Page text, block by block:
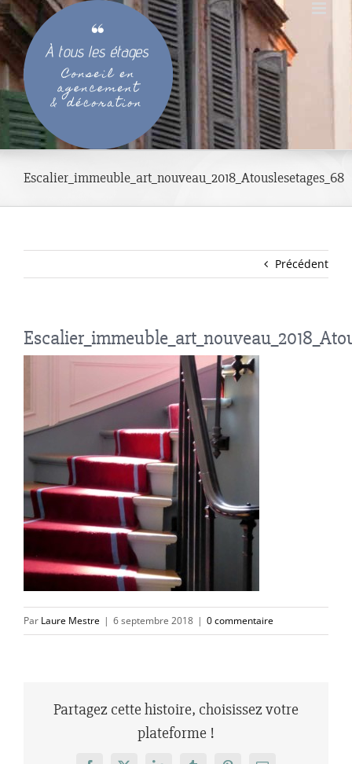
Passer
au
contenu
Escalier_immeuble_art_nouveau_2018_Atouslesetages_68
Précédent
Par Laure Mestre | 6 septembre 2018 | 0 commentaire
Partagez cette histoire, choisissez votre
plateforme !